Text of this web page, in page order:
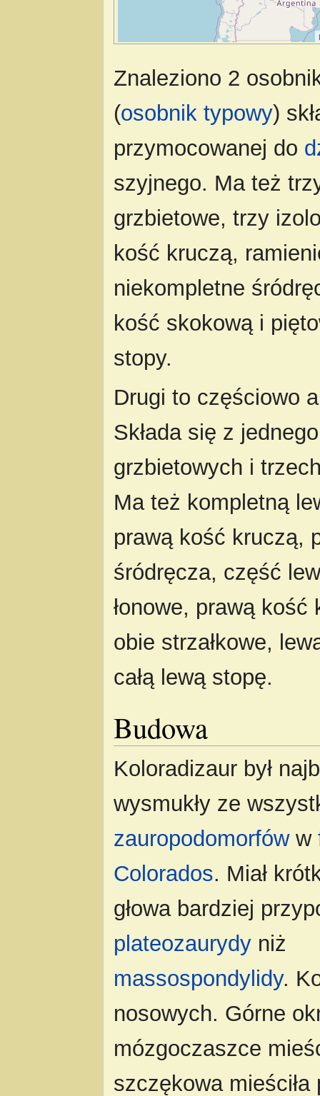
Znaleziono 2
(osobnik typowy)
przymocowanej do
szyjnego. Ma też
grzbietowe, trzy
kość kruczą,
niekompletne
kość skokową i
stopy.
Drugi to częściowo
Składa się z
grzbietowych i
Ma też kompletną
prawą kość kruczą,
śródręcza, część
łonowe, prawą
obie strzałkowe,
całą lewą stopę.
Budowa
Koloradizaur był
wysmukły ze
zauropodomorfóww
Colorados. Miał
głowa bardziej
plateozaurydy niż
massospondylidy.
nosowych. Górne
mózgoczaszce
szczękowa